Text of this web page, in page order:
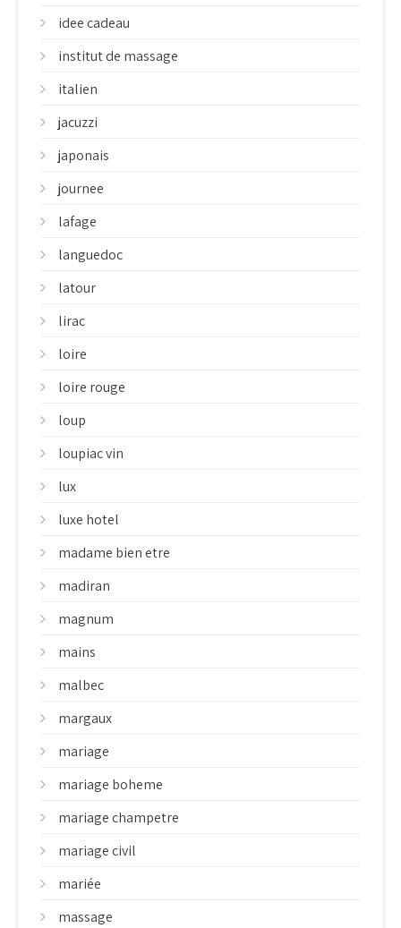
idee cadeau
institut de massage
italien
jacuzzi
japonais
journee
lafage
languedoc
latour
lirac
loire
loire rouge
loup
loupiac vin
lux
luxe hotel
madame bien etre
madiran
magnum
mains
malbec
margaux
mariage
mariage boheme
mariage champetre
mariage civil
mariée
massage